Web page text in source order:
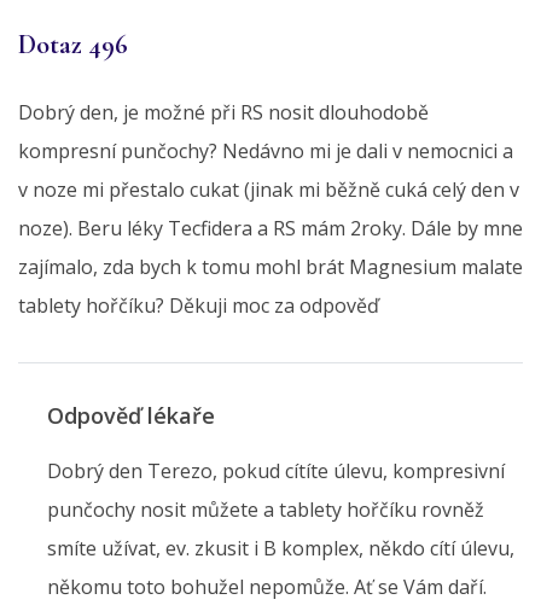
Dotaz 496
Dobrý den, je možné při RS nosit dlouhodobě
kompresní punčochy? Nedávno mi je dali v nemocnici a
v noze mi přestalo cukat (jinak mi běžně cuká celý den v
noze). Beru léky Tecfidera a RS mám 2roky. Dále by mne
zajímalo, zda bych k tomu mohl brát Magnesium malate
tablety hořčíku? Děkuji moc za odpověď
Odpověď lékaře
Dobrý den Terezo, pokud cítíte úlevu, kompresivní
punčochy nosit můžete a tablety hořčíku rovněž
smíte užívat, ev. zkusit i B komplex, někdo cítí úlevu,
někomu toto bohužel nepomůže. Ať se Vám daří.